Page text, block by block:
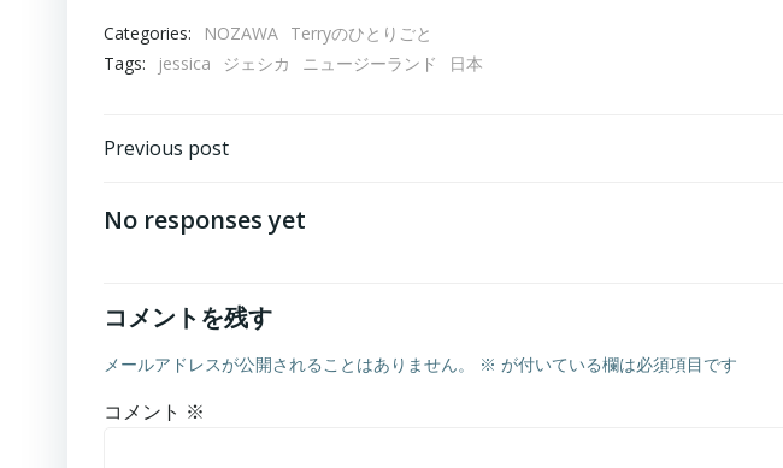
Categories: NOZAWA Terryのひとりごと
Tags:
jessica ジェシカ ニュージーランド 日本
投
稿
ビ
ゲ
Previous post
ゲ
No responses yet
コメントを残す
メールアドレスが公開されることはありません。 ※ が付いている欄は必須項目です
コメント ※